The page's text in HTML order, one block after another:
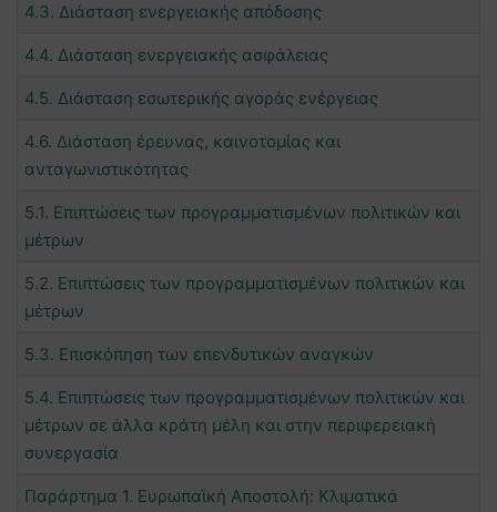
4.3. Διάσταση ενεργειακής απόδοσης
4.4. Διάσταση ενεργειακής ασφάλειας
4.5. Διάσταση εσωτερικής αγοράς ενέργειας
4.6. Διάσταση έρευνας, καινοτομίας και
ανταγωνιστικότητας
5.1. Επιπτώσεις των προγραμματισμένων πολιτικών και
μέτρων
5.2. Επιπτώσεις των προγραμματισμένων πολιτικών και
μέτρων
5.3. Επισκόπηση των επενδυτικών αναγκών
5.4. Επιπτώσεις των προγραμματισμένων πολιτικών και
μέτρων σε άλλα κράτη μέλη και στην περιφερειακή
συνεργασία
Παράρτημα 1. Ευρωπαϊκή Αποστολή: Κλιματικά